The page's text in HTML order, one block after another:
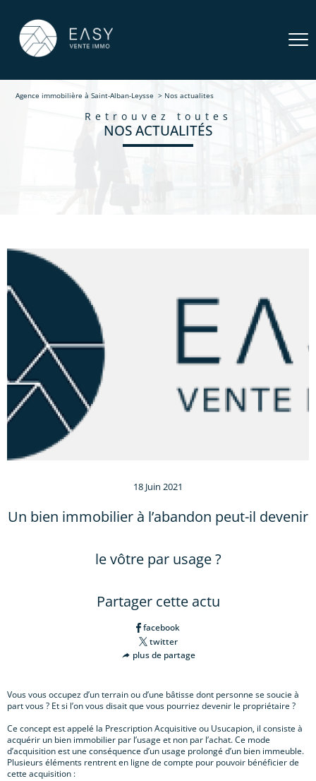
Agence immobilière à Saint-Alban-Leysse Nos actualites
retrouvez toutes
NOS ACTUALITÉS
18 Juin 2021
Un bien immobilier à l’abandon peut-il devenir
le vôtre par usage ?
Partager cette actu
facebook
twitter
plus de partage
Vous vous occupez d’un terrain ou d’une bâtisse dont personne se soucie à
part vous ? Et si l’on vous disait que vous pourriez devenir le propriétaire ?
Ce concept est appelé la Prescription Acquisitive ou Usucapion, il consiste à
acquérir un bien immobilier par l’usage et non par l’achat. Ce mode
d’acquisition est une conséquence d’un usage prolongé d’un bien immeuble.
Plusieurs éléments rentrent en ligne de compte pour pouvoir bénéficier de
cette acquisition :